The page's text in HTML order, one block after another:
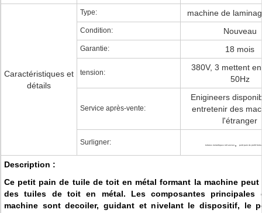
Caractéristiques et
détails
Type: machine de
Condition: Nouveau
Garantie: 18 mois
tension:
380V, 3 mettent
50Hz
Service après-vente:
Enigineers
entretenir des
l'étranger
Surligner: toitures métalliques roll ancien, petit pain de profil
Description :
Ce petit pain de tuile de toit en métal formant la machine peut
des tuiles de toit en métal. Les composantes principales
machine sont decoiler, guidant et nivelant le dispositif, le